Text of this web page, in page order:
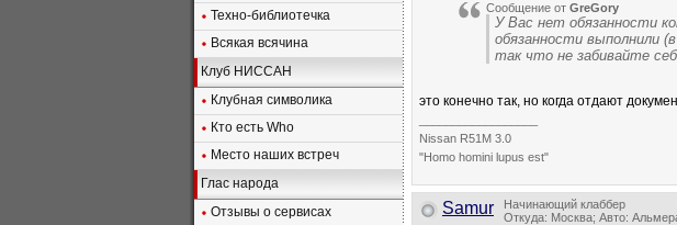
Техно-библиотечка
Всякая всячина
Клуб НИССАН
Клубная символика
Кто есть Who
Место наших встреч
Глас народа
Отзывы о сервисах
Сообщение от GreGory
У Вас нет обязанности
обязанности выполнили
так что не забивайте
это конечно так, но когда отдают
Nissan R51M 3.0
"Homo homini lupus est"
Samur
Начинающий клаббер
Откуда: Москва; Авто: